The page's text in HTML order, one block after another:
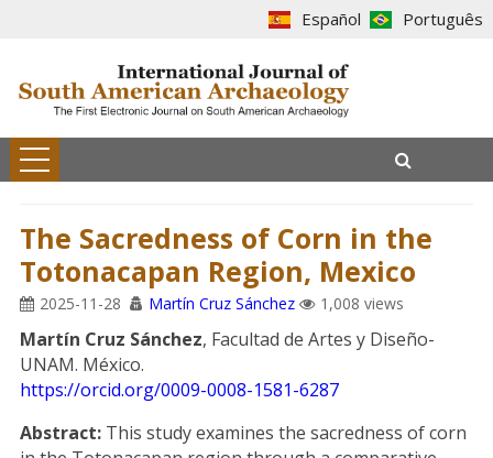
Español Português
The Sacredness of Corn in the
Totonacapan Region, Mexico
2025-11-28 Martín Cruz Sánchez 1,008 views
Martín Cruz Sánchez, Facultad de Artes y Diseño-
UNAM. México.
https://orcid.org/0009-0008-1581-6287
Abstract: This study examines the sacredness of corn